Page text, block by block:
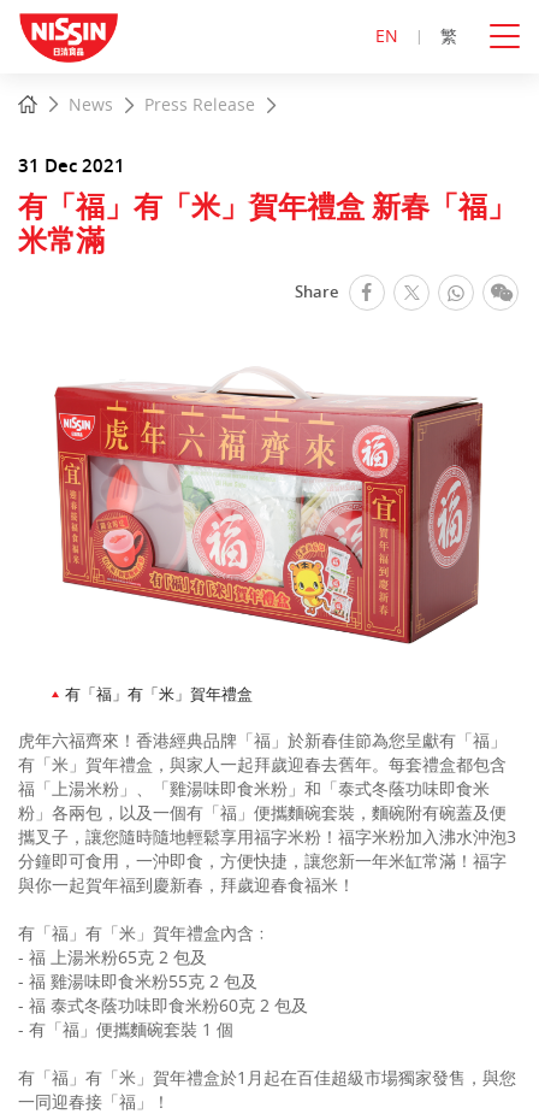
EN 繁
main HomeNews Press Release
31 Dec 2021
有「福」有「米」賀年禮盒 新春「福」
米常滿
Share facebook
Twitter
有「福」有「米」賀年禮盒
虎年六福齊來！香港經典品牌「福」於新春佳節為您呈獻有「福」
有「米」賀年禮盒，與家人一起拜歲迎春去舊年。每套禮盒都包含
福「上湯米粉」、「雞湯味即食米粉」和「泰式冬蔭功味即食米
粉」各兩包，以及一個有「福」便攜麵碗套裝，麵碗附有碗蓋及便
攜叉子，讓您隨時隨地輕鬆享用福字米粉！福字米粉加入沸水沖泡3
分鐘即可食用，一沖即食，方便快捷，讓您新一年米缸常滿！福字
與你一起賀年福到慶新春，拜歲迎春食福米！
有「福」有「米」賀年禮盒內含﹕
- 福 上湯米粉65克 2 包及
- 福 雞湯味即食米粉55克 2 包及
- 福 泰式冬蔭功味即食米粉60克 2 包及
- 有「福」便攜麵碗套裝 1 個
有「福」有「米」賀年禮盒於1月起在百佳超級市場獨家發售，與您
一同迎春接「福」！